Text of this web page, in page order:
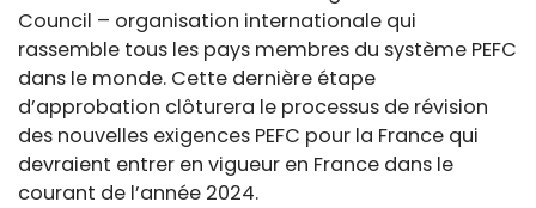
Council – organisation internationale qui
rassemble tous les pays membres du système PEFC
dans le monde. Cette dernière étape
d’approbation clôturera le processus de révision
des nouvelles exigences PEFC pour la France qui
devraient entrer en vigueur en France dans le
courant de l’année 2024.